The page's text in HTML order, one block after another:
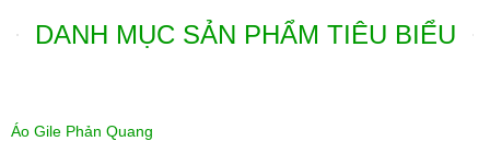
DANH MỤC SẢN PHẨM TIÊU BIỂU
Áo Gile Phản Quang